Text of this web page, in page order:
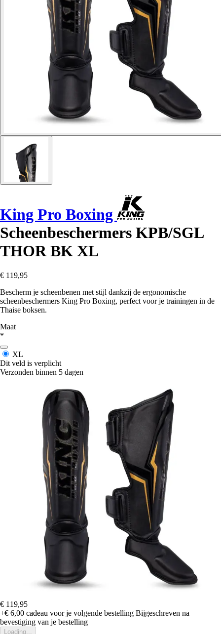
King Pro Boxing
Scheenbeschermers KPB/SGL
THOR BK XL
€ 119,95
Bescherm je scheenbenen met stijl dankzij de ergonomische
scheenbeschermers King Pro Boxing, perfect voor je trainingen in de
Thaise boksen.
Maat
*
XL
Dit veld is verplicht
Verzonden binnen 5 dagen
€ 119,95
+€ 6,00 cadeau voor je volgende bestelling Bijgeschreven na
bevestiging van je bestelling
Loading...